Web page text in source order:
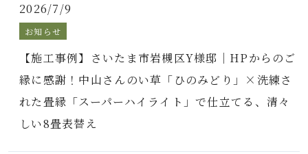
2026/7/9
お知らせ
【施工事例】さいたま市岩槻区Y様邸｜HPからのご
縁に感謝！中山さんのい草「ひのみどり」×洗練さ
れた畳縁「スーパーハイライト」で仕立てる、清々
しい8畳表替え